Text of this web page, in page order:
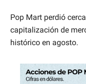
Pop Mart perdió
capitalización de
histórico en agosto.